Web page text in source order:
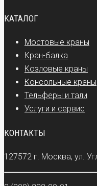
КАТАЛОГ
Мостовые краны
Кран-балка
Козловые краны
Консольные краны
Тельферы и тали
Услуги и сервис
КОНТАКТЫ
127572 г. Москва, ул.